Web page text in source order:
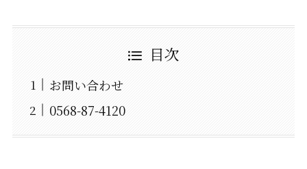
目次
お問い合わせ
0568-87-4120